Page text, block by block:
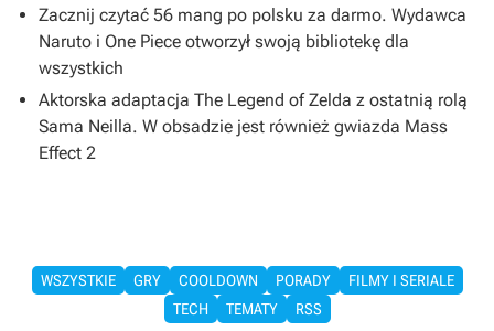
Zacznij czytać 56 mang po polsku za darmo. Wydawca
Naruto i One Piece otworzył swoją bibliotekę dla
wszystkich
Aktorska adaptacja The Legend of Zelda z ostatnią rolą
Sama Neilla. W obsadzie jest również gwiazda Mass
Effect 2
WSZYSTKIE GRY COOLDOWN PORADY
FILMY I SERIALE
TECH
TEMATY RSS